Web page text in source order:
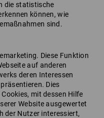
die statistische
können, wie
sind.
Diese Funktion
auf anderen
deren Interessen
Dies
mit dessen Hilfe
Website ausgewertet
der Nutzer interessiert,